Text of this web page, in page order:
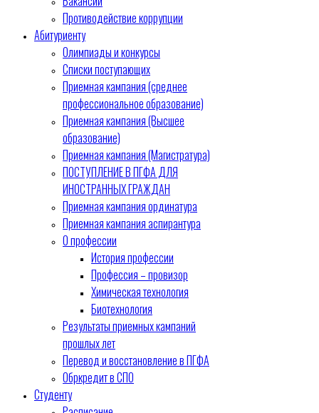
Противодействие коррупции
Абитуриенту
Олимпиады и конкурсы
Списки поступающих
Приемная кампания (среднее
профессиональное образование)
Приемная кампания (Высшее
образование)
Приемная кампания (Магистратура)
ПОСТУПЛЕНИЕ В ПГФА ДЛЯ
ИНОСТРАННЫХ ГРАЖДАН
Приемная кампания ординатура
Приемная кампания аспирантура
О профессии
История профессии
Профессия – провизор
Химическая технология
Биотехнология
Результаты приемных кампаний
прошлых лет
Перевод и восстановление в ПГФА
Обркредит в СПО
Студенту